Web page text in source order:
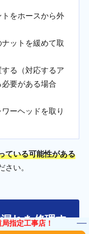
をホースから外
ットを緩めて取
る（対応するア
要がある場合
ーヘッドを取り
ている可能性がある
い。
れを修理す
指定工事店！